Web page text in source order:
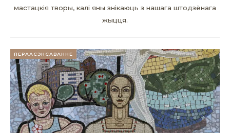
мастацкія творы, калі яны знікаюць з нашага штодзёнага
жыцця.
ПЕРААСЭНСАВАННЕ